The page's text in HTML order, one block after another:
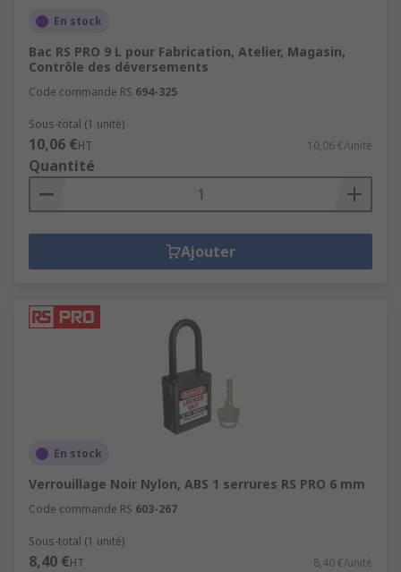
En stock
Bac RS PRO 9 L pour Fabrication, Atelier, Magasin,
Contrôle des déversements
Code commande RS 694-325
Sous-total (1 unité)
10,06 €HT 10,06 €/unité
Quantité
Ajouter
En stock
Verrouillage Noir Nylon, ABS 1 serrures RS PRO 6 mm
Code commande RS 603-267
Sous-total (1 unité)
8,40 €HT 8,40 €/unité